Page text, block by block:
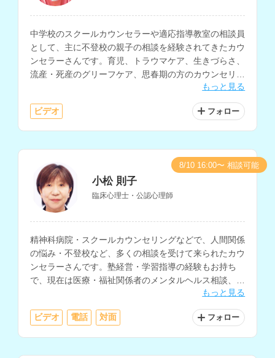
中学校のスクールカウンセラーや適応指導教室の相談員
として、主に不登校の親子の相談を経験されてきたカウ
ンセラーさんです。育児、トラウマケア、生きづらさ、
流産・死産のグリーフケア、思春期の方のカウンセリン
もっと見る
ビデオ フォロー
小松 則子
臨床心理士・公認心理師
精神科病院・スクールカウンセリングなどで、人間関係
の悩み・不登校など、多くの相談を受けて来られたカウ
ンセラーさんです。塾経営・学習指導の経験もお持ち
で、現在は医療・福祉関係者のメンタルヘルス相談、大
学の学生相談、小中学生・保護者の相談などを行ってお
もっと見る
ビデオ 電話 対面 フォロー
8/10 16:00〜 相談可能